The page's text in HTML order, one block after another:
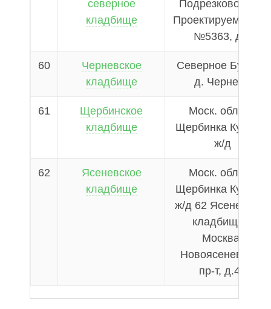
северное
кладбище
Подрезково пос.,
Проектируемый пр.
№5363, д.1
60
Черневское
кладбище
Северное Бутово,
д. Чернево
61
Щербинское
кладбище
Моск. обл. ст.
Щербинка Курской
ж/д
62
Ясеневское
кладбище
Моск. обл. ст.
Щербинка Курской
ж/д 62 Ясеневское
кладбище г.
Москва,
Новоясеневский
пр-т, д.46